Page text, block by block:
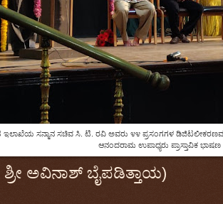
ಇಲಾಖೆಯ ಸನ್ಮಾನ ಸಚಿವ ಸಿ. ಟಿ. ರವಿ ಅವರು ೪೪ ಪ್ರಸಂಗಗಳ
ಆನಂದರಾಮ ಉಪಾಧ್ಯರು ಪ್ರಾಸ್ತಾವಿಕ ಭಾಷಣ
ಶ್ರೀ ಅವಿನಾಶ್‌ ಬೈಪಡಿತ್ತಾಯ)